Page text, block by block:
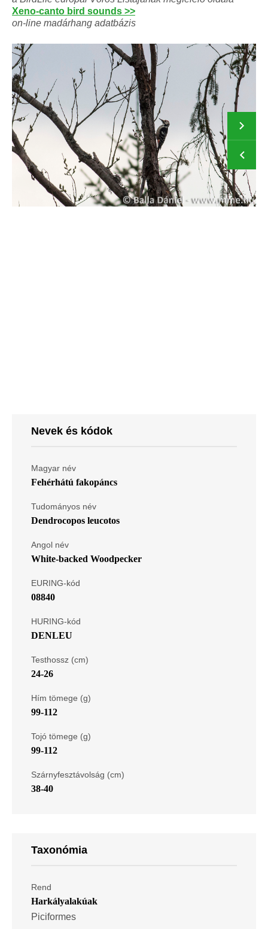
Xeno-canto bird sounds >>
on-line madárhang adatbázis
Nevek és kódok
Magyar név
Fehérhátú fakopáncs
Tudományos név
Dendrocopos leucotos
Angol név
White-backed Woodpecker
EURING-kód
08840
HURING-kód
DENLEU
Testhossz (cm)
24-26
Hím tömege (g)
99-112
Tojó tömege (g)
99-112
Szárnyfesztávolság (cm)
38-40
Taxonómia
Rend
Harkályalakúak
Piciformes